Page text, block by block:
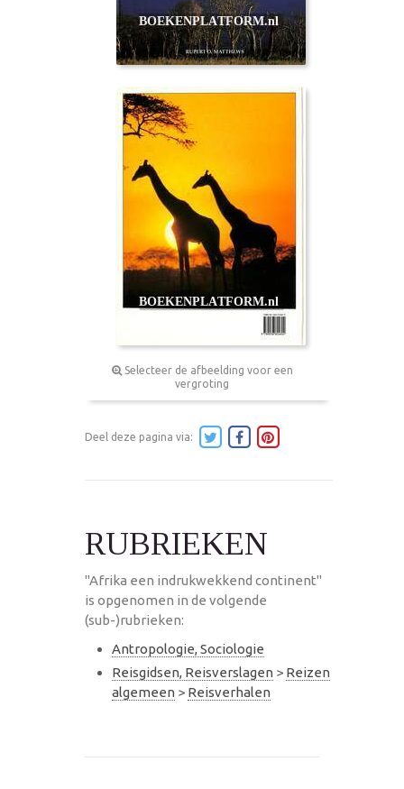
Selecteer de afbeelding voor een
vergroting
Deel deze pagina via:
RUBRIEKEN
"Afrika een indrukwekkend continent"
is opgenomen in de volgende
(sub-)rubrieken:
Antropologie, Sociologie
Reisgidsen, Reisverslagen > Reizen
algemeen > Reisverhalen